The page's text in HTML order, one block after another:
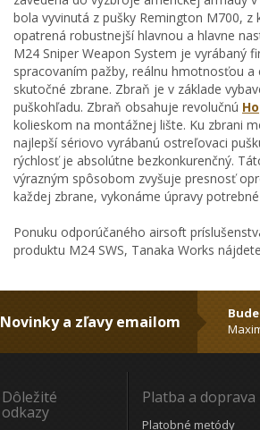
bola vyvinutá z pušky Remington M700,
opatrená robustnejší hlavnou a hlavne
M24 Sniper Weapon System je vyrábaný
spracovaním pažby, reálnu hmotnosťou
skutočné zbrane. Zbraň je v základe
puškohľadu. Zbraň obsahuje revolučnú
kolieskom na montážnej lište. Ku zbrani
najlepší sériovo vyrábanú ostreľovaci
rýchlosť je absolútne bezkonkurenčný.
výrazným spôsobom zvyšuje presnosť
každej zbrane, vykonáme úpravy
Ponuku odporúčaného airsoft
produktu M24 SWS, Tanaka Works
Novinky a zľavy emailom
Dôležité
odkazy
Platba a doprava
Platobné metódy